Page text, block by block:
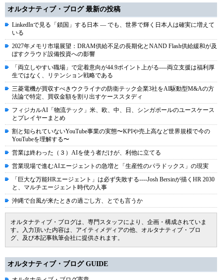
オルタナティブ・ブログ 最新の投稿
LinkedInで見る「鎖国」する日本 ― でも、世界で輝く日本人は確実に増えて
いる
2027年メモリ市場展望：DRAM供給不足の長期化とNAND Flash供給緩和が及
ぼすクラウド設備投資への影響
「両立しやすい職場」で定着意向が44.9ポイント上がる----両立支援は福利厚
生ではなく、リテンション戦略である
三菱電機が買収すべきウクライナの防衛テック企業3社をAI駆動型M&Aの方
法論で特定、買収金額を割り出すケーススタディ
フィジカルAI「物流テック」米、欧、中、日、シンガポールのユースケース
とプレイヤーまとめ
割と知られていないYouTube事業の実態〜KPIや売上高など世界規模で今の
YouTubeを理解する〜
営業は終わった（３）AIを使う者だけが、利他に立てる
営業現場で進むAIエージェントの急増と「生産性のパラドックス」の現実
「巨大な万能HRエージェント」は必ず失敗する----Josh Bersinが描くHR 2030
と、マルチエージェント時代の人事
沖縄で台風が来たときの過ごし方、とでも言うか
オルタナティブ・ブログは、専門スタッフにより、企画・構成されていま
す。入力頂いた内容は、アイティメディアの他、オルタナティブ・ブロ
グ、及び本記事執筆会社に提供されます。
オルタナティブ・ブログ GUIDE